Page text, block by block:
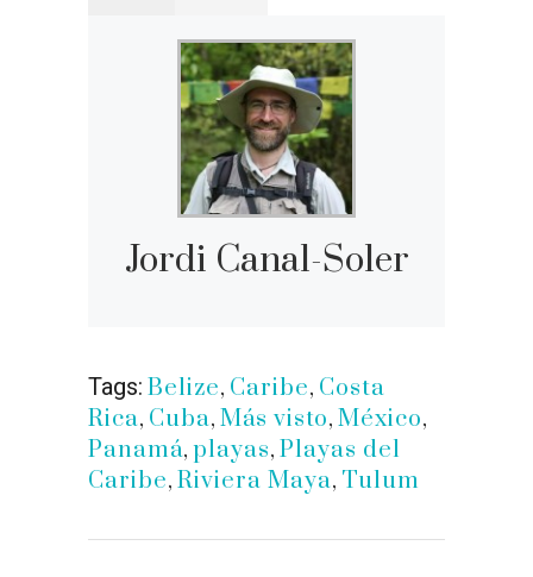
Jordi Canal-Soler
Tags: Belize, Caribe, Costa
Rica, Cuba, Más visto, México,
Panamá, playas, Playas del
Caribe, Riviera Maya, Tulum